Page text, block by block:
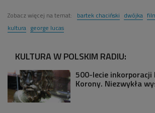
Zobacz więcej na temat: bartek chaciński dwójka
kultura george lucas
KULTURA W POLSKIM RADIU:
500-lecie inkorporacji
Korony. Niezwykła